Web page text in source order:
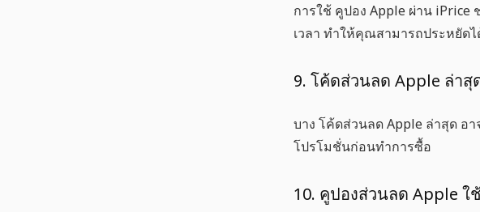
การใช้ คูปอง Apple ผ่าน iPrice
เวลา ทำให้คุณสามารถประหยัด
9. โค้ดส่วนลด Apple ล่า
บาง โค้ดส่วนลด Apple ล่าสุด อา
โปรโมชั่นก่อนทำการซื้อ
10. คูปองส่วนลด Apple ใ